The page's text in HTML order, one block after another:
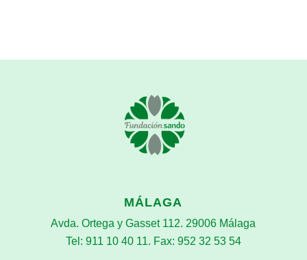
MÁLAGA
Avda. Ortega y Gasset 112. 29006 Málaga
Tel: 911 10 40 11. Fax: 952 32 53 54